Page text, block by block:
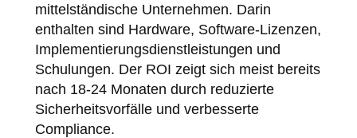
mittelständische Unternehmen. Darin
enthalten sind Hardware, Software-Lizenzen,
Implementierungsdienstleistungen und
Schulungen. Der ROI zeigt sich meist bereits
nach 18-24 Monaten durch reduzierte
Sicherheitsvorfälle und verbesserte
Compliance.